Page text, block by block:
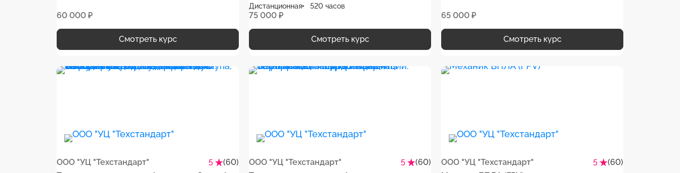
60 000 ₽
Смотреть курс
Дистанционная 520 часов
75 000 ₽
Смотреть курс
65 000 ₽
Смотреть курс
ООО "УЦ "Техстандарт" 5
(60)
ООО "УЦ "Техстандарт" 5
(60)
ООО "УЦ "Техстандарт" 5
(60)